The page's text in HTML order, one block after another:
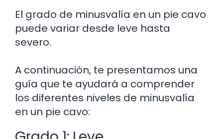
El grado de minusvalía en un pie cavo
puede variar desde leve hasta
severo.
A continuación, te presentamos una
guía que te ayudará a comprender
los diferentes niveles de minusvalía
en un pie cavo: